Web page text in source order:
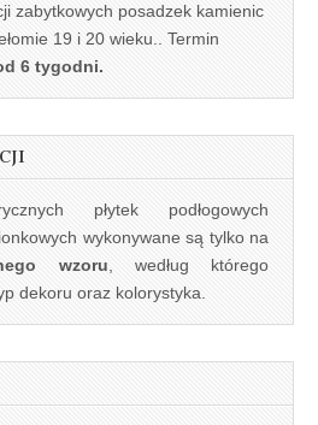
zabytkowych posadzek kamienic
19 i 20 wieku.. Termin
6 tygodni.
płytek podłogowych
wykonywane są tylko na
wzoru, według którego
dekoru oraz kolorystyka.